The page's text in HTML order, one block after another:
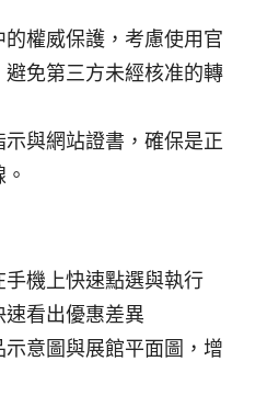
權威保護，考慮使用官
免第三方未經核准的轉
與網站證書，確保是正
機上快速點選與執行
看出優惠差異
意圖與展館平面圖，增